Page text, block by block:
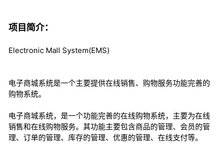
项目简介：
Electronic Mall System(EMS)
电子商城系统是一个主要提供在线销售、购物服务功能完善的
购物系统。
电子商城系统，是一个功能完善的在线购物系统，主要为在线
销售和在线购物服务。其功能主要包含商品的管理、会员的管
理、订单的管理、库存的管理、优惠的管理、在线支付等。